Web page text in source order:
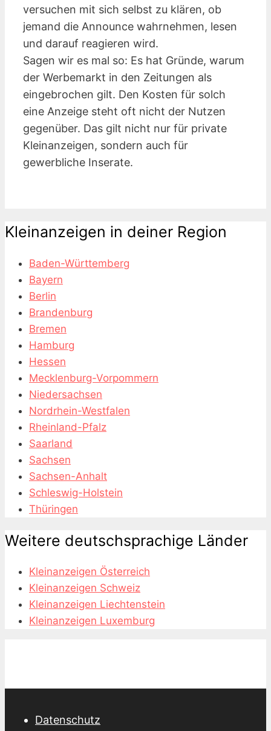
versuchen mit sich selbst zu klären, ob
jemand die Announce wahrnehmen, lesen
und darauf reagieren wird.
Sagen wir es mal so: Es hat Gründe, warum
der Werbemarkt in den Zeitungen als
eingebrochen gilt. Den Kosten für solch
eine Anzeige steht oft nicht der Nutzen
gegenüber. Das gilt nicht nur für private
Kleinanzeigen, sondern auch für
gewerbliche Inserate.
Kleinanzeigen in deiner Region
Baden-Württemberg
Bayern
Berlin
Brandenburg
Bremen
Hamburg
Hessen
Mecklenburg-Vorpommern
Niedersachsen
Nordrhein-Westfalen
Rheinland-Pfalz
Saarland
Sachsen
Sachsen-Anhalt
Schleswig-Holstein
Thüringen
Weitere deutschsprachige Länder
Kleinanzeigen Österreich
Kleinanzeigen Schweiz
Kleinanzeigen Liechtenstein
Kleinanzeigen Luxemburg
Datenschutz